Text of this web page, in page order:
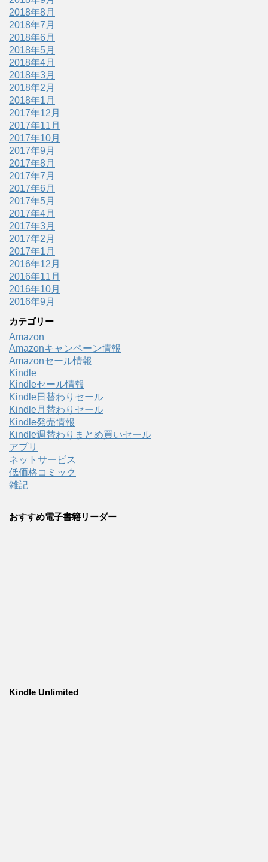
2018年8月
2018年7月
2018年6月
2018年5月
2018年4月
2018年3月
2018年2月
2018年1月
2017年12月
2017年11月
2017年10月
2017年9月
2017年8月
2017年7月
2017年6月
2017年5月
2017年4月
2017年3月
2017年2月
2017年1月
2016年12月
2016年11月
2016年10月
2016年9月
カテゴリー
Amazon
Amazonキャンペーン情報
Amazonセール情報
Kindle
Kindleセール情報
Kindle日替わりセール
Kindle月替わりセール
Kindle発売情報
Kindle週替わりまとめ買いセール
アプリ
ネットサービス
低価格コミック
雑記
おすすめ電子書籍リーダー
Kindle Unlimited